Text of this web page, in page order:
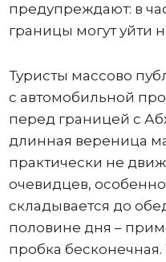
предупреждают: в
границы могут уйти
Туристы массово
с автомобильной
перед границей с
длинная вереница
практически не
очевидцев,
складывается до
половине дня –
пробка бесконечная.